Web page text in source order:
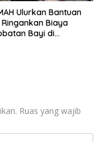
Ulurkan Bantuan
Biaya
Bayi di
Ruas yang wajib